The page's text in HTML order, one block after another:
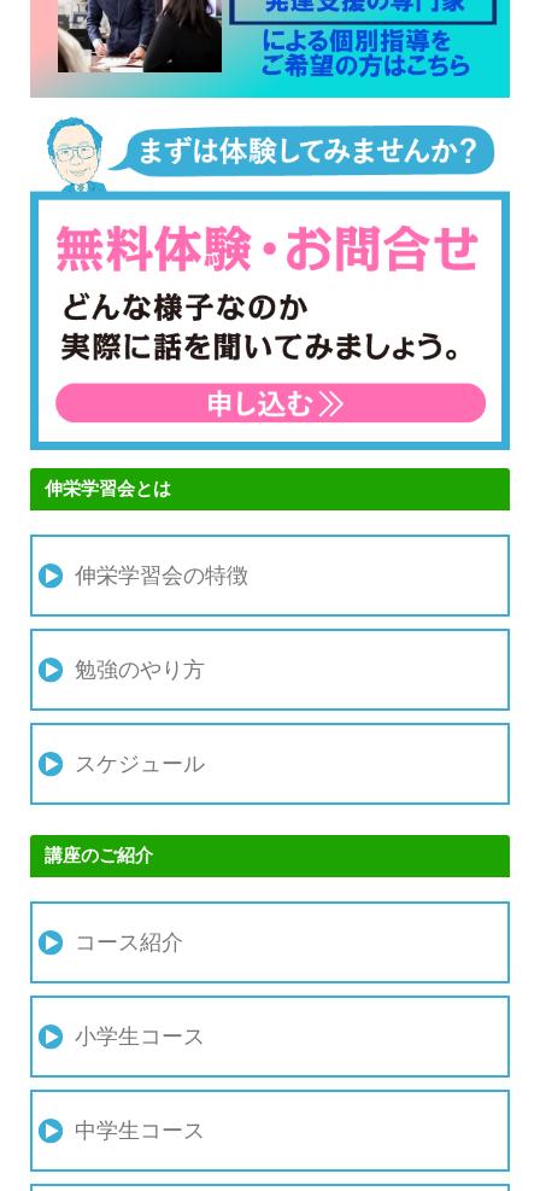
伸栄学習会とは
伸栄学習会の特徴
勉強のやり方
スケジュール
講座のご紹介
コース紹介
小学生コース
中学生コース